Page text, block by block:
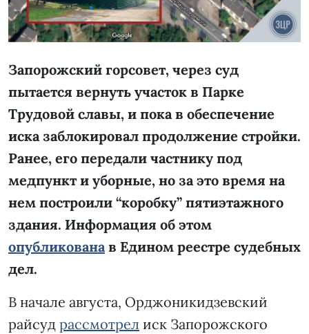
Запорожский горсовет, через суд
пытается вернуть участок в Парке
Трудовой славы, и пока в обеспечение
иска заблокировал продолжение стройки.
Ранее, его передали частнику под
медпункт и уборные, но за это время на
нем построили “коробку” пятиэтажного
здания. Информация об этом
опубликованав Едином реестре судебных
дел.
В начале августа, Орджоникидзевский
райсуд рассмотрел иск Запорожского